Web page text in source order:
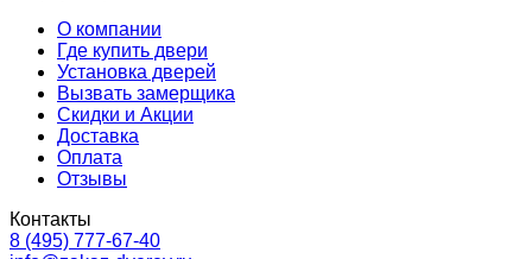
О компании
Где купить двери
Установка дверей
Вызвать замерщика
Скидки и Акции
Доставка
Оплата
Отзывы
Контакты
8 (495) 777-67-40